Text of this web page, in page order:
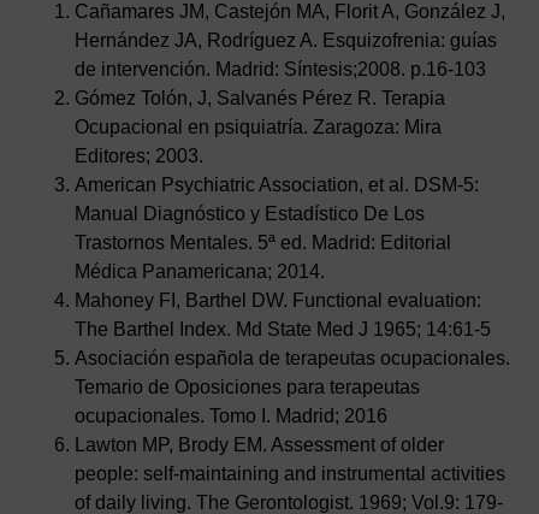
Cañamares JM, Castejón MA, Florit A, González J,
Hernández JA, Rodríguez A. Esquizofrenia: guías
de intervención. Madrid: Síntesis;2008. p.16-103
Gómez Tolón, J, Salvanés Pérez R. Terapia
Ocupacional en psiquiatría. Zaragoza: Mira
Editores; 2003.
American Psychiatric Association, et al. DSM-5:
Manual Diagnóstico y Estadístico De Los
Trastornos Mentales. 5ª ed. Madrid: Editorial
Médica Panamericana; 2014.
Mahoney FI, Barthel DW. Functional evaluation:
The Barthel Index. Md State Med J 1965; 14:61-5
Asociación española de terapeutas ocupacionales.
Temario de Oposiciones para terapeutas
ocupacionales. Tomo I. Madrid; 2016
Lawton MP, Brody EM. Assessment of older
people: self-maintaining and instrumental activities
of daily living. The Gerontologist. 1969; Vol.9: 179-